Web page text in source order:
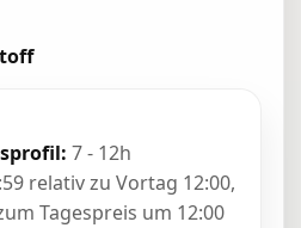
7 - 12h
relativ zu Vortag 12:00,
Tagespreis um 12:00